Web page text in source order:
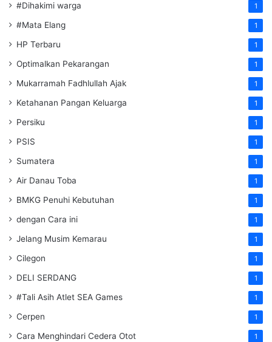
#Dihakimi warga 1
#Mata Elang 1
HP Terbaru 1
Optimalkan Pekarangan 1
Mukarramah Fadhlullah Ajak 1
Ketahanan Pangan Keluarga 1
Persiku 1
PSIS 1
Sumatera 1
Air Danau Toba 1
BMKG Penuhi Kebutuhan 1
dengan Cara ini 1
Jelang Musim Kemarau 1
Cilegon 1
DELI SERDANG 1
#Tali Asih Atlet SEA Games 1
Cerpen 1
Cara Menghindari Cedera Otot 1